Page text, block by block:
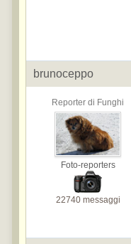
brunoceppo
Reporter di Funghi
Foto-reporters
22740 messaggi